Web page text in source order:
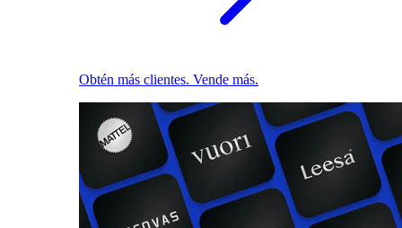
Obtén más clientes. Vende más.